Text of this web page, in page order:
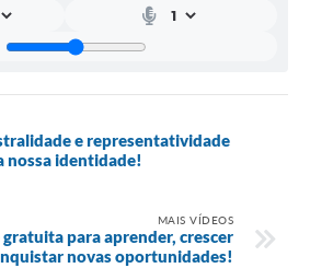
e representatividade
nossa identidade!
MAIS VÍDEOS
para aprender, crescer
novas oportunidades!